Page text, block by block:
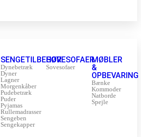
SENGETILBEHØR
Dynebetræk
Dyner
Lagner
Morgenkåber
Pudebetræk
Puder
Pyjamas
Rullemadrasser
Sengeben
Sengekapper
SOVESOFAER
Sovesofaer
MØBLER
&
OPBEVARING
Bænke
Kommoder
Natborde
Spejle